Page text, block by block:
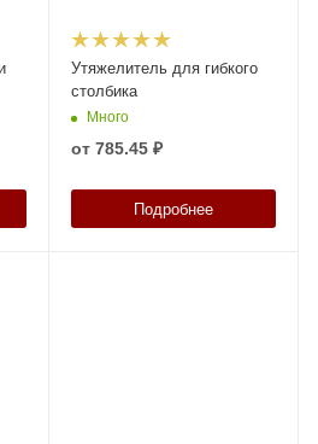
Утяжелитель для гибкого
столбика
Много
от 785.45 ₽
Подробнее